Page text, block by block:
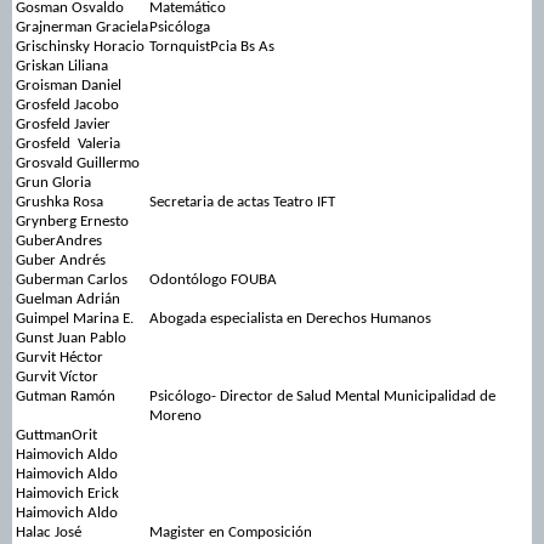
Gosman Osvaldo
Matemático
Grajnerman GracielaPsicóloga
Grischinsky Horacio TornquistPcia Bs As
Griskan Liliana
Groisman Daniel
Grosfeld Jacobo
Grosfeld Javier
Grosfeld Valeria
Grosvald Guillermo
Grun Gloria
Grushka Rosa
Secretaria de actas Teatro IFT
Grynberg Ernesto
GuberAndres
Guber Andrés
Guberman Carlos
Odontólogo FOUBA
Guelman Adrián
Guimpel Marina E.
Abogada especialista en Derechos Humanos
Gunst Juan Pablo
Gurvit Héctor
Gurvit Víctor
Gutman Ramón
Psicólogo- Director de Salud Mental Municipalidad de
Moreno
GuttmanOrit
Haimovich Aldo
Haimovich Aldo
Haimovich Erick
Haimovich​ Aldo
Halac José
Magister en Composición